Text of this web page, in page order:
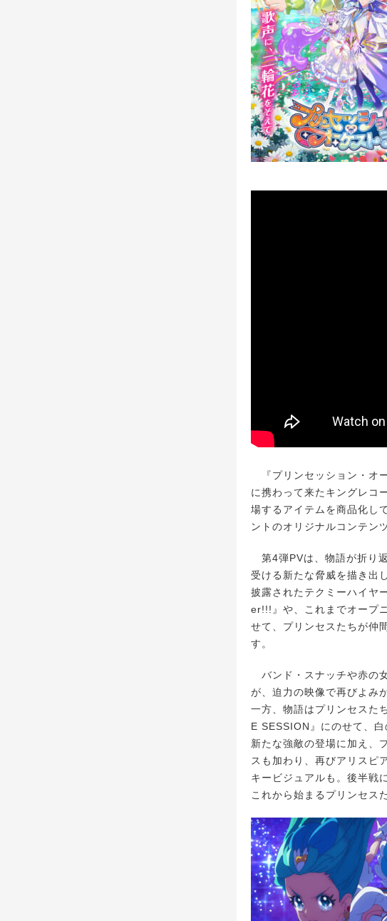
『プリンセッション・オ
に携わって来たキングレコ
場するアイテムを商品化し
ントのオリジナルコンテン
第4弾PVは、物語が折り
受ける新たな脅威を描き出
披露されたテクミーハイヤ
er!!!』や、これまでオープ
せて、プリンセスたちが仲
す。
バンド・スナッチや赤の
が、迫力の映像で再びよみ
一方、物語はプリンセスた
E SESSION』にのせて、
新たな強敵の登場に加え、
スも加わり、再びアリスピ
キービジュアルも。後半戦
これから始まるプリンセス